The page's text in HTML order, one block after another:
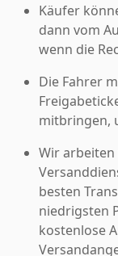
Käufer
dann vom
wenn die
Die Fahrer
mitbringen,
Wir
besten
niedrigsten
kostenlose